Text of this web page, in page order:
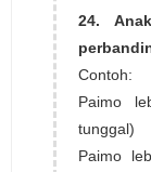
24.
Contoh:
Paimo
tunggal)
Paimo